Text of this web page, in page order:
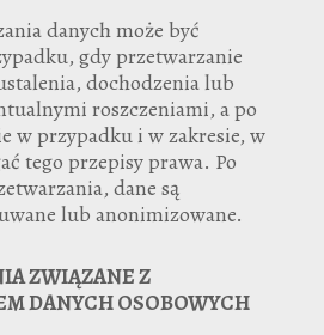
danych może być
gdy przetwarzanie
dochodzenia lub
roszczeniami, a po
w przypadku i w zakresie, w
tego przepisy prawa. Po
dane są
lub anonimizowane.
ZWIĄZANE Z
DANYCH OSOBOWYCH